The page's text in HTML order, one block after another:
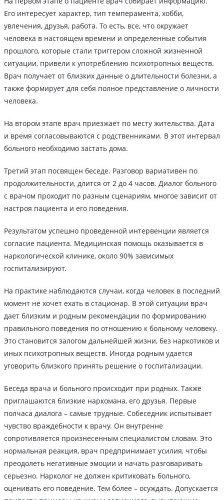
Его интересует характер, тип темперамента, хобби,
увлечения, друзья, работа. То есть, все, что окружает
человека в настоящем времени и определенные события
прошлого, которые стали триггером сложной жизненной
ситуации, привели к употреблению психотропных веществ.
Врач получает от близких данные о длительности болезни, а
также формирует для себя полное представление о личности
человека.
На втором этапе врач приезжает по месту жительства. Дата
и время согласовываются с родственниками. В этот интервал
больного необходимо застать дома.
Третий этап посвящен беседе. Разговор вариативен по
продолжительности, длится от 2 до 4 часов. Диалог больного
с врачом проходит по разным сценариям, многое зависит от
настроя пациента и его поведения.
Результатом успешно проведенной интервенции является
согласие пациента. Медицинская помощь оказывается в
наркологической клинике, около 90% зависимых
госпитализируют.
На практике наблюдаются случаи, когда человек в последний
момент не хочет ехать в стационар. В этой ситуации врач
дает близким и родным рекомендации по формированию
правильного поведения по отношению к больному человеку.
Это становится залогом дальнейшей жизни, без наркотиков и
иных психотропных веществ. Иногда родным удается
уговорить близкого принять решение о госпитализации.
Беседа врача и больного происходит при родных. Также
приглашаются близкие наркомана, его друзья. Первые
полчаса диалога – самые трудные. Собеседник испытывает
чувство враждебности к врачу. Он внутренне
сопротивляется произнесенным специалистом словам. Это
нормальная реакция, врач предпринимает усилия, чтобы
преодолеть негативные эмоции и начать разговаривать
серьезно. Нарколог не должен критиковать больного,
оценивать его поведение. Тем более – осуждать. Допускается